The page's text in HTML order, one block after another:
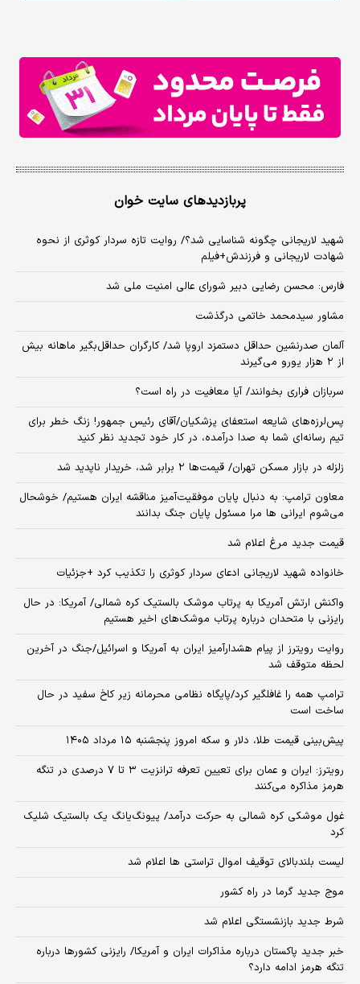
پربازدیدهای سایت خوان
شهید لاریجانی چگونه شناسایی شد؟/ روایت تازه سردار کوثری از نحوه
شهادت لاریجانی و فرزندش+فیلم
فارس: محسن رضایی دبیر شورای عالی امنیت ملی شد
مشاور سیدمحمد خاتمی درگذشت
آلمان صدرنشین حداقل دستمزد اروپا شد/ کارگران حداقل‌بگیر ماهانه بیش
از ۲ هزار یورو می‌گیرند
سربازان فراری بخوانند/ آیا معافیت در راه است؟
پس‌لرزه‌های شایعه استعفای پزشکیان/آقای رئیس جمهور! زنگ خطر برای
تیم رسانه‌ای شما به صدا درآمده، در کار خود تجدید نظر کنید
زلزله در بازار مسکن تهران/ قیمت‌ها ۲ برابر شد، خریدار ناپدید شد
معاون ترامپ: به دنبال پایان موفقیت‌آمیز مناقشه ایران هستیم/ خوشحال
می‌شوم ایرانی ها مرا مسئول پایان جنگ بدانند
قیمت جدید مرغ اعلام شد
خانواده شهید لاریجانی ادعای سردار کوثری را تکذیب کرد +جزئیات
واکنش ارتش آمریکا به پرتاب موشک بالستیک کره شمالی/ آمریکا: در حال
رایزنی با متحدان درباره پرتاب موشک‌های اخیر هستیم
روایت رویترز از پیام هشدارآمیز ایران به آمریکا و اسرائیل/جنگ در آخرین
لحظه متوقف شد
ترامپ همه را غافلگیر کرد/پایگاه نظامی محرمانه زیر کاخ سفید در حال
ساخت است
پیش‌بینی قیمت طلا، دلار و سکه امروز پنجشنبه ۱۵ مرداد ۱۴۰۵
رویترز: ایران و عمان برای تعیین تعرفه ترانزیت ۳ تا ۷ درصدی در تنگه
هرمز مذاکره می‌کنند
غول موشکی کره شمالی به حرکت درآمد/ پیونگ‌یانگ یک بالستیک شلیک
کرد
لیست بلندبالای توقیف اموال تراستی ها اعلام شد
موج جدید گرما در راه کشور
شرط جدید بازنشستگی اعلام شد
خبر جدید پاکستان درباره مذاکرات ایران و آمریکا/ رایزنی کشورها درباره
تنگه هرمز ادامه دارد؟